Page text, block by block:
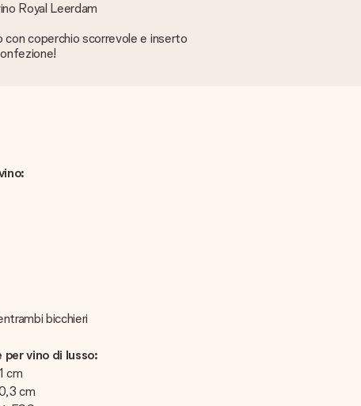
Royal Leerdam
con coperchio scorrevole e inserto
bicchieri
vino di lusso:
cm
cm